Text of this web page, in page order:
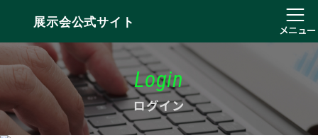
展示会公式サイト
メニュー
Login
ログイン